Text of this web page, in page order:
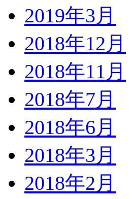
2019年3月
2018年12月
2018年11月
2018年7月
2018年6月
2018年3月
2018年2月